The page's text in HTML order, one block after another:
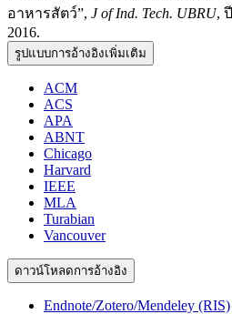
อาหารสัตว์”, J of Ind. Tech. UBRU,
2016.
รูปแบบการอ้างอิงเพิ่มเติม
ACM
ACS
APA
ABNT
Chicago
Harvard
IEEE
MLA
Turabian
Vancouver
ดาวน์โหลดการอ้างอิง
Endnote/Zotero/Mendeley (RIS)